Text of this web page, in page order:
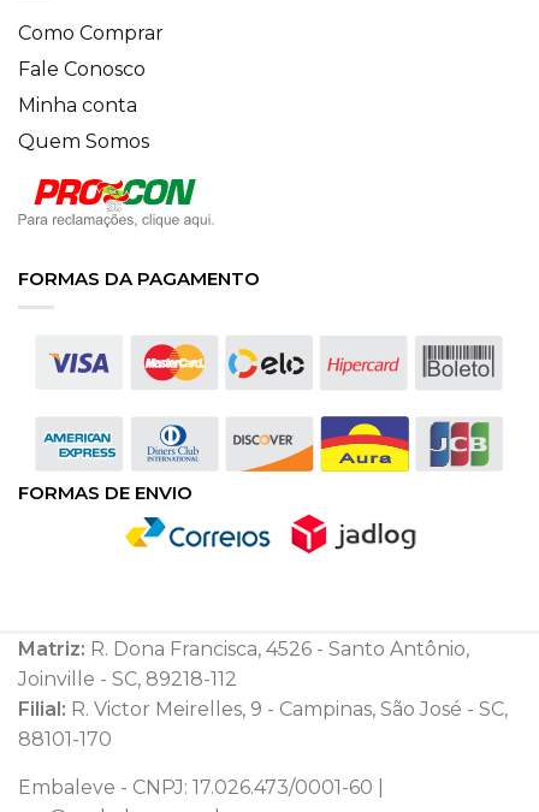
Como Comprar
Fale Conosco
Minha conta
Quem Somos
FORMAS DA PAGAMENTO
FORMAS DE ENVIO
Matriz: R. Dona Francisca, 4526 - Santo Antônio,
Joinville - SC, 89218-112
Filial: R. Victor Meirelles, 9 - Campinas, São José - SC,
88101-170
Embaleve - CNPJ: 17.026.473/0001-60 |